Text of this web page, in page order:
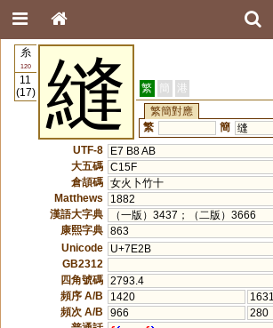
糸
120
11
(17)
縫 繁 簡 港
繁簡對應
繁
簡 缝
UTF-8
E7 B8 AB
大五碼 C15F
倉頡碼 女火卜竹十
Matthews
1882
漢語大字典
（一版）3437；（二版）3666
康熙字典 863
Unicode
U+7E2B
GB2312
四角號碼 2793.4
頻序 A/B
1420
1631
頻次 A/B
966
280